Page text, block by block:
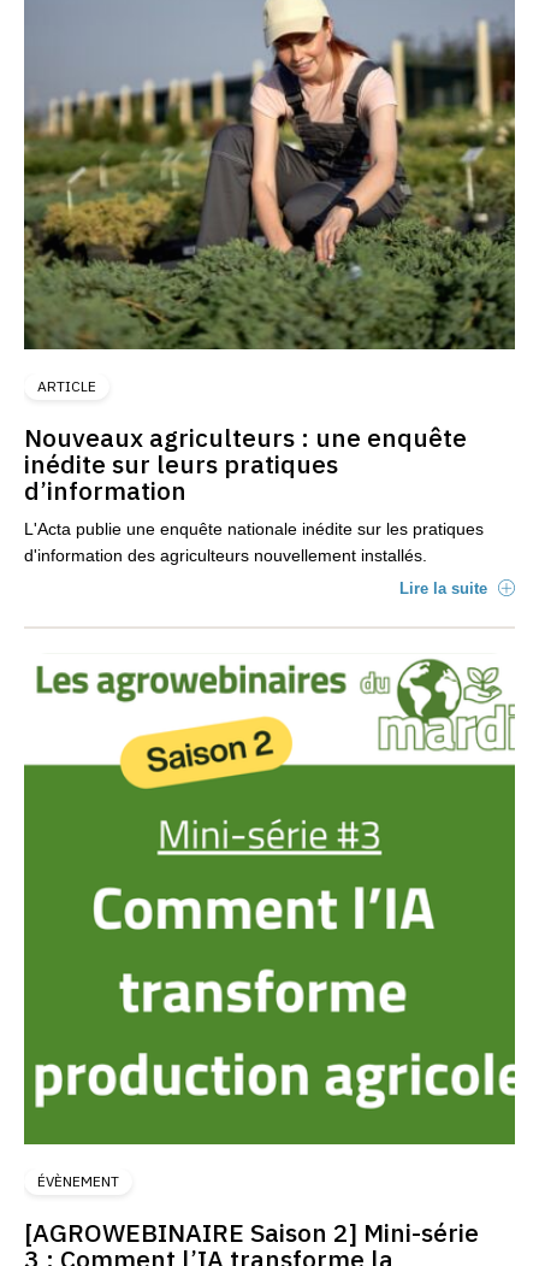
ARTICLE
Nouveaux agriculteurs : une enquête
inédite sur leurs pratiques
d’information
L'Acta publie une enquête nationale inédite sur les pratiques
d'information des agriculteurs nouvellement installés.
Lire la suite
ÉVÈNEMENT
[AGROWEBINAIRE Saison 2] Mini-série
3 : Comment l’IA transforme la